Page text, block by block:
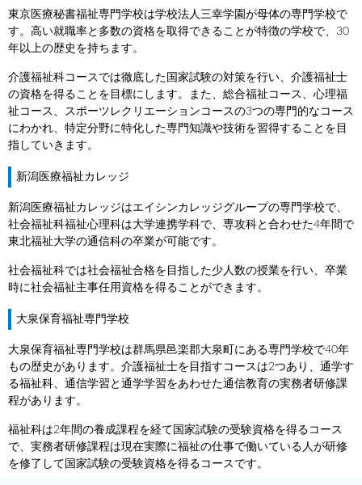
東京医療秘書福祉専門学校は学校法人三幸学園が母体の専門学校で
す。高い就職率と多数の資格を取得できることが特徴の学校で、30
年以上の歴史を持ちます。
介護福祉科コースでは徹底した国家試験の対策を行い、介護福祉士
の資格を得ることを目標にします。また、総合福祉コース、心理福
祉コース、スポーツレクリエーションコースの3つの専門的なコース
にわかれ、特定分野に特化した専門知識や技術を習得することを目
指していきます。
新潟医療福祉カレッジ
新潟医療福祉カレッジはエイシンカレッジグループの専門学校で、
社会福祉科福祉心理科は大学連携学科で、専攻科と合わせた4年間で
東北福祉大学の通信科の卒業が可能です。
社会福祉科では社会福祉合格を目指した少人数の授業を行い、卒業
時に社会福祉主事任用資格を得ることができます。
大泉保育福祉専門学校
大泉保育福祉専門学校は群馬県邑楽郡大泉町にある専門学校で40年
もの歴史があります。介護福祉士を目指すコースは2つあり、通学す
る福祉科、通信学習と通学学習をあわせた通信教育の実務者研修課
程があります。
福祉科は2年間の養成課程を経て国家試験の受験資格を得るコース
で、実務者研修課程は現在実際に福祉の仕事で働いている人が研修
を修了して国家試験の受験資格を得るコースです。